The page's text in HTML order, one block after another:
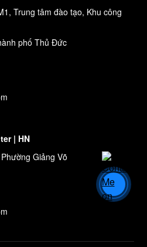
Trung tâm đào tạo, Khu công
phố Thủ Đức
| HN
Giảng Võ